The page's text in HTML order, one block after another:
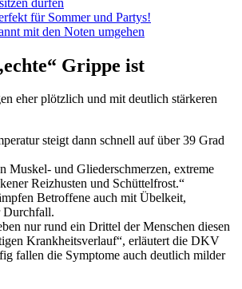
für Sommer und Partys!
mit den Noten umgehen
Grippe ist
eher plötzlich und mit deutlich stärkeren
steigt dann schnell auf über 39 Grad
Muskel- und Gliederschmerzen, extreme
Reizhusten und Schüttelfrost.“
Betroffene auch mit Übelkeit,
Durchfall.
nur rund ein Drittel der Menschen diesen
Krankheitsverlauf“, erläutert die DKV
fallen die Symptome auch deutlich milder